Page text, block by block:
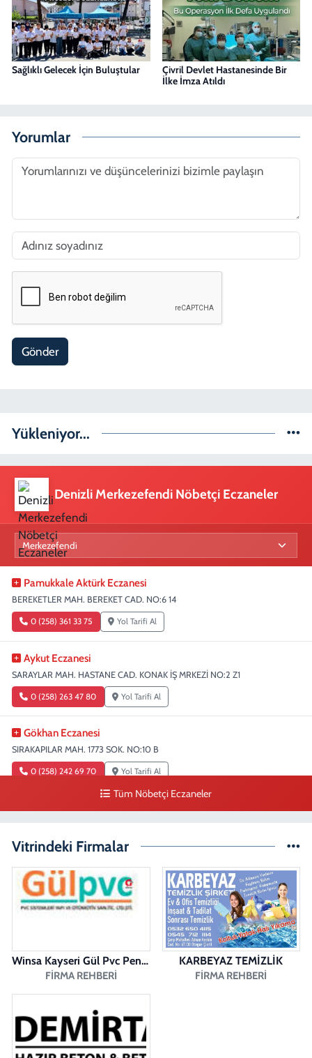
Sağlıklı Gelecek İçin Buluştular
Çivril Devlet Hastanesinde Bir
İlke İmza Atıldı
Yorumlar
Gönder
Yükleniyor...
Denizli Merkezefendi Nöbetçi Eczaneler
Pamukkale Aktürk Eczanesi
BEREKETLER MAH. BEREKET CAD. NO:6 14
0 (258) 361 33 75 Yol Tarifi Al
Aykut Eczanesi
SARAYLAR MAH. HASTANE CAD. KONAK İŞ MRKEZİ NO:2 Z1
0 (258) 263 47 80 Yol Tarifi Al
Gökhan Eczanesi
SIRAKAPILAR MAH. 1773 SOK. NO:10 B
0 (258) 242 69 70 Yol Tarifi Al
0 (258) 265 89 61 Yol Tarifi Al
Erman Eczanesi
KARAHASANLI MAH. 2040 SOK. NO:11 B
Tüm Nöbetçi Eczaneler
Vitrindeki Firmalar
Winsa Kayseri Gül Pvc Pencere Kayseri Winsa
FIRMA REHBERI
KARBEYAZ TEMİZLİK
FIRMA REHBERI